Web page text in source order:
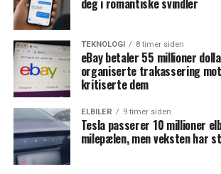
deg i romantiske svindler
TEKNOLOGI 8 timer siden
eBay betaler 55 millioner
organiserte trakassering
kritiserte dem
ELBILER 9 timer siden
Tesla passerer 10 millioner
milepælen, men veksten har